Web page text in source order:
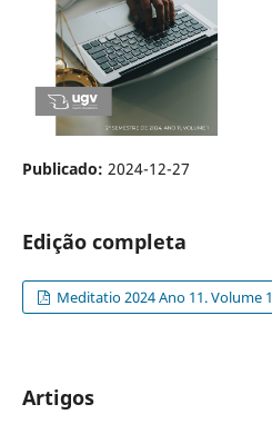
Publicado: 2024-12-27
Edição completa
Meditatio 2024 Ano 11. Volume 1
Artigos